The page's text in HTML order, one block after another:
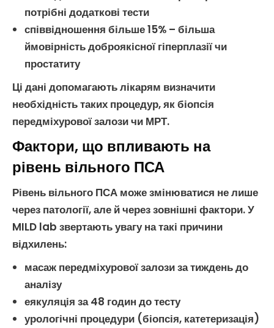
потрібні додаткові тести
співвідношення більше 15% – більша
ймовірністьдоброякісної гіперплазіїчи
простатиту
Ці дані допомагають лікарям визначити
необхідність таких процедур, як біопсія
передміхурової залозичи МРТ.
Фактори, що впливають на
рівень вільного ПСА
Рівень вільного ПСА може змінюватися не лише
через патології, але й через зовнішні фактори. У
MILD lab звертають увагу на такі причини
відхилень:
масаж передміхурової залозиза тиждень до
аналізу
еякуляція за 48 годин до тесту
урологічні процедури (біопсія, катетеризація)